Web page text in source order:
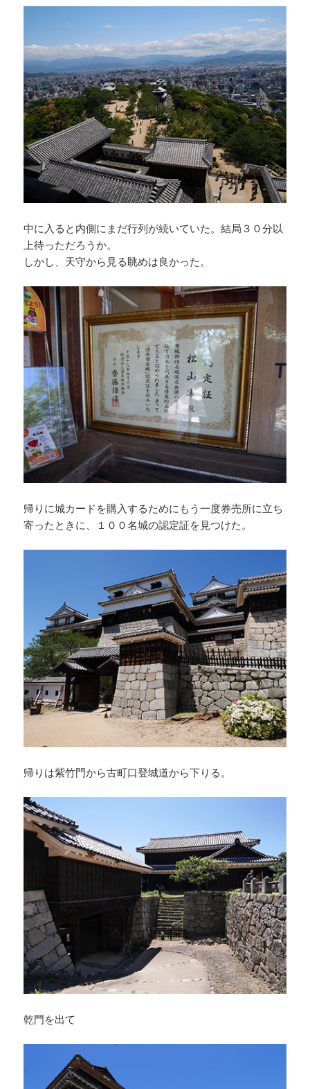
中に入ると内側にまだ行列が続いていた。結局３０分以
上待っただろうか。
しかし、天守から見る眺めは良かった。
帰りに城カードを購入するためにもう一度券売所に立ち
寄ったときに、１００名城の認定証を見つけた。
帰りは紫竹門から古町口登城道から下りる。
乾門を出て